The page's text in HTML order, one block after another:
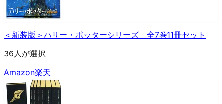
＜新装版＞ハリー・ポッターシリーズ 全7巻11冊セット
36人が選択
Amazon楽天